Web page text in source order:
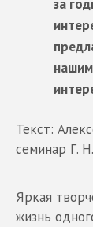
за
Текст:
семинар Г.
Яркая
жизнь